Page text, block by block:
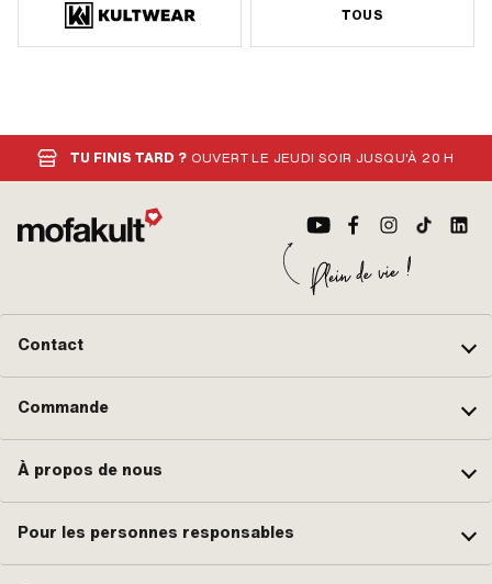
TOUS
TU FINIS TARD ? OUVERT LE JEUDI SOIR JUSQU'À 20 H
Contact
Commande
À propos de nous
Pour les personnes responsables